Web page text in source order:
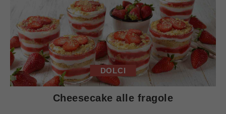
DOLCI
Cheesecake alle fragole